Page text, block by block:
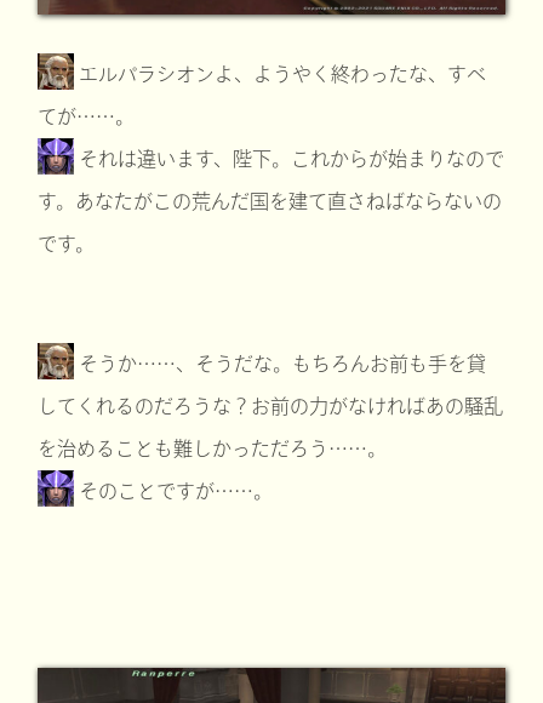
エルパラシオンよ、ようやく終わったな、すべ
てが……。
それは違います、陛下。これからが始まりなので
す。あなたがこの荒んだ国を建て直さねばならないの
です。
そうか……、そうだな。もちろんお前も手を貸
してくれるのだろうな？お前の力がなければあの騒乱
を治めることも難しかっただろう……。
そのことですが……。